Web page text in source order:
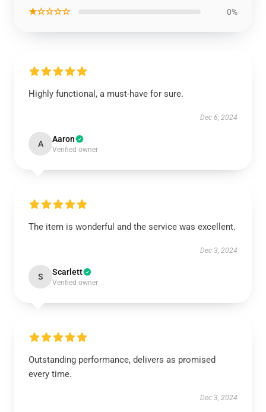
★☆☆☆☆ 0%
Highly functional, a must-have for sure.
Dec 6, 2024
A Aaron
Verified owner
The item is wonderful and the service was excellent.
Dec 3, 2024
S Scarlett
Verified owner
Outstanding performance, delivers as promised
every time.
Dec 3, 2024